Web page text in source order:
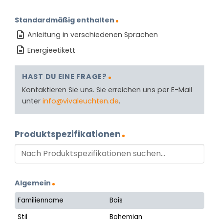
Standardmäßig enthalten
Anleitung in verschiedenen Sprachen
Energieetikett
HAST DU EINE FRAGE?
Kontaktieren Sie uns. Sie erreichen uns per E-Mail
unter info@vivaleuchten.de.
Produktspezifikationen
Algemein
Familienname
Bois
Stil
Bohemian